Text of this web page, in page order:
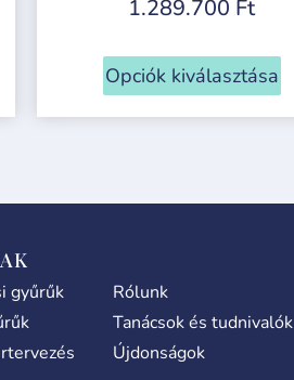
1.289.700 Ft
Opciók kiválasztása
gyűrűk
Rólunk
Tanácsok és tudnivalók
Újdonságok